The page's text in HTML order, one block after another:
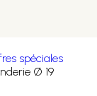
spéciales
Ø 19